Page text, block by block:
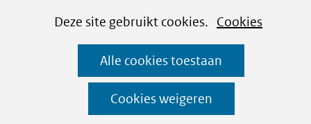
CookiesDeze site gebruikt cookies. Cookies
Alle cookies toestaan
Cookies weigeren
Ga
naar
de
inhoud